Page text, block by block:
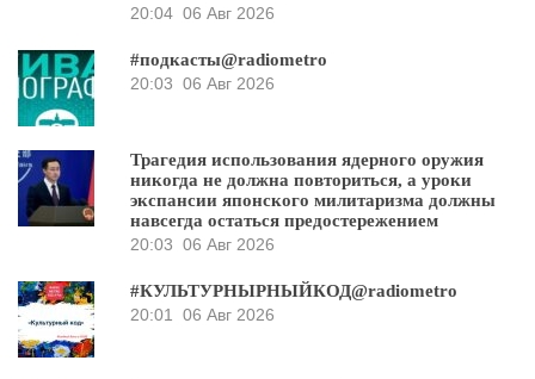
20:04 06 Авг 2026
#подкасты@radiometro
20:03 06 Авг 2026
Трагедия использования ядерного оружия
никогда не должна повториться, а уроки
экспансии японского милитаризма должны
навсегда остаться предостережением
20:03 06 Авг 2026
#КУЛЬТУРНЫРНЫЙКОД@radiometro
20:01
06 Авг 2026